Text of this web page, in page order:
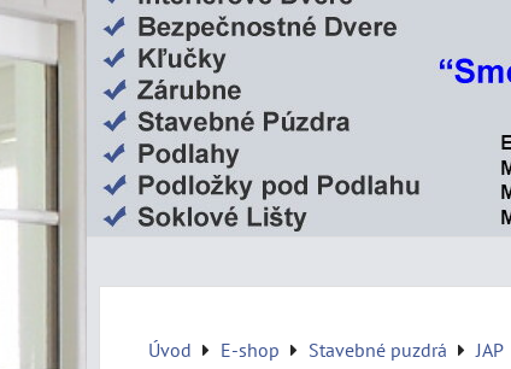
Úvod E-shop Stavebné puzdrá JAP